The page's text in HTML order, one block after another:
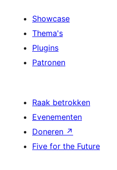
Showcase
Thema's
Plugins
Patronen
Raak betrokken
Evenementen
Doneren ↗
Five for the Future